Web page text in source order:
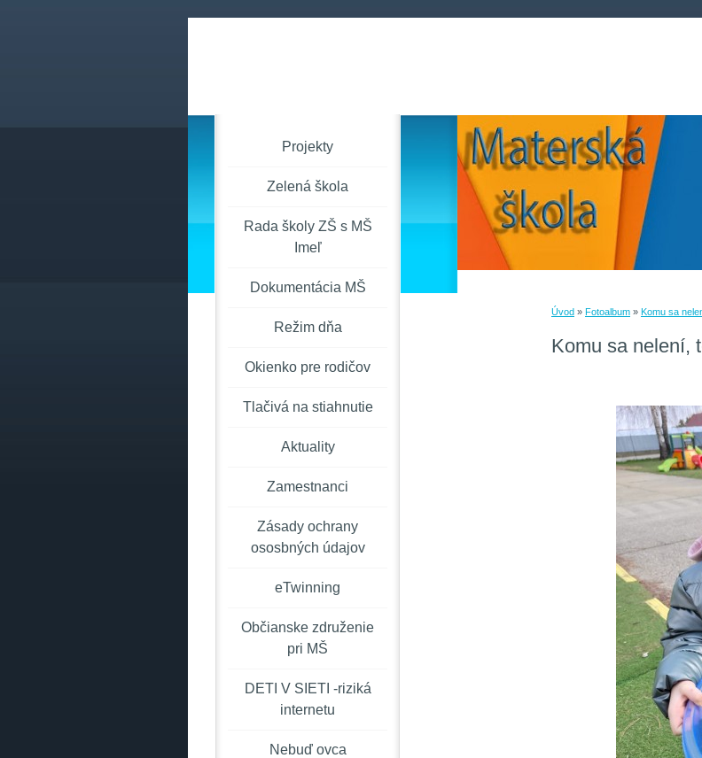
Úvod » Fotoalbum » Komu sa
Komu sa nelení,
Projekty
Zelená škola
Rada školy ZŠ s MŠ
Imeľ
Dokumentácia MŠ
Režim dňa
Okienko pre rodičov
Tlačivá na stiahnutie
Aktuality
Zamestnanci
Zásady ochrany
ososbných údajov
eTwinning
Občianske združenie
pri MŠ
DETI V SIETI -riziká
internetu
Nebuď ovca